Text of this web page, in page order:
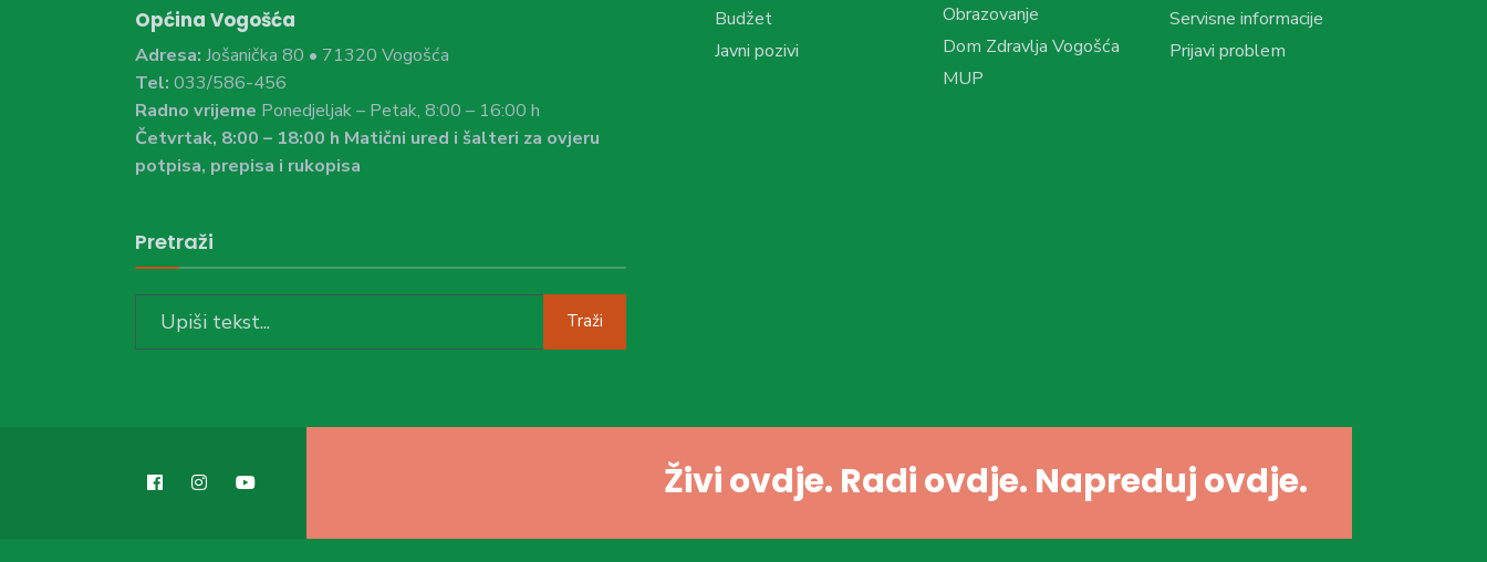
Općina Vogošća
Adresa: Jošanička 80 • 71320 Vogošća
Tel: 033/586-456
Radno vrijeme Ponedjeljak – Petak, 8:00 – 16:00 h
Četvrtak, 8:00 – 18:00 h Matični ured i šalteri za ovjeru
potpisa, prepisa i rukopisa
Pretraži
Traži
Budžet
Javni pozivi
Obrazovanje
Dom Zdravlja Vogošća
MUP
Servisne informacije
Prijavi problem
Živi ovdje. Radi ovdje. Napreduj ovdje.